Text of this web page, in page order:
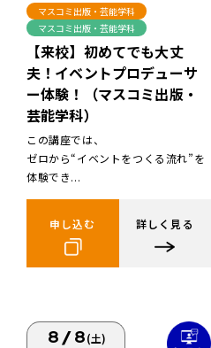
マスコミ出版・芸能学科
マスコミ出版・芸能学科
【来校】初めてでも大丈
夫！イベントプロデューサ
ー体験！（マスコミ出版・
芸能学科）
この講座では、
ゼロから“イベントをつくる流れ”を
体験でき...
申し込む 詳しく見る
8/8(土)